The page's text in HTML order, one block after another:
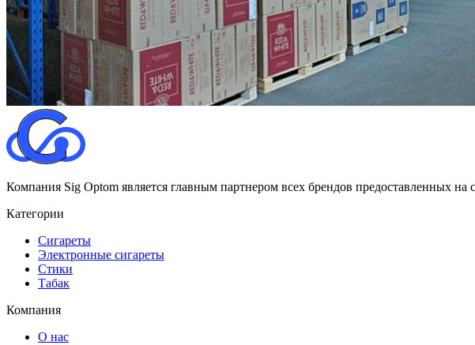
Компания Sig Optom является главным партнером всех брендов предоставленных на
Категории
Сигареты
Электронные сигареты
Стики
Табак
Компания
О нас